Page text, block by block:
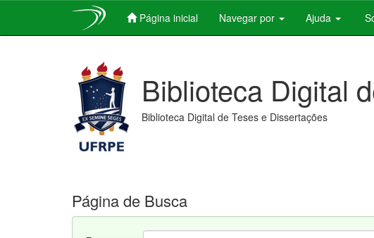
Página inicial Navegar por Ajuda
Biblioteca Digital
Biblioteca Digital de Teses e Dissertações
Página de Busca